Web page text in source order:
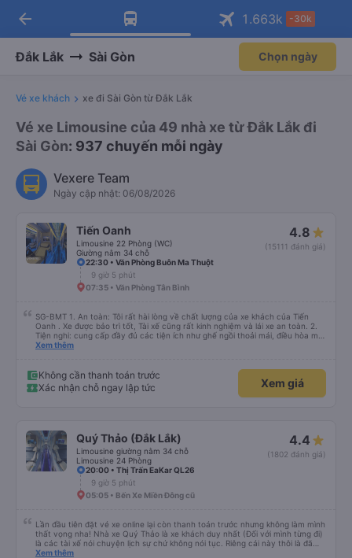
Tải app Vexere ngay!
Nhận ưu đãi thành viên độc
Mở app
Tải app Vexere
-30k/ghế khi đặt vé máy bay qua
Mở app
arrow_back 1.663k -30k
Đắk Lắk Sài Gòn Chọn ngày
Vé xe khách xe đi Sài Gòn từ Đắk Lắk
Vé xe Limousine của 49 nhà xe từ Đắk Lắk đi
Sài Gòn: 937 chuyến mỗi ngày
Vexere Team
Ngày cập nhật: 06/08/2026
Tiến Oanh
Limousine 22 Phòng (WC)
Giường nằm 34 chỗ
4.8
(15111 đánh giá)
22:30 • Văn Phòng Buôn Ma Thuột
9 giờ 5 phút
07:35 • Văn Phòng Tân Bình
SG-BMT 1. An toàn: Tôi rất hài lòng về chất lượng của xe khách của Tiến
Oanh . Xe được bảo trì tốt, Tài xế cũng rất kinh nghiệm và lái xe an toàn. 2.
Tiện nghi: cung cấp đầy đủ các tiện ích như ghế ngồi thoải mái, điều hòa mát
mẻ, wifi tốc độ cao và cổng sạc điện thoại di động. 3. Thời gian và độ chính
lượng và tiện ích được cung cấp. 5. Thái độ phục vụ: Nhân viên và tài xế rất
nhiệt tình, chu đáo và tôn trọng khách hàng. Tôi cảm thấy rất thoải mái và
hài lòng với các dịch vụ mà họ cung cấp. Dịch vụ của họ đáp ứng đầy đủ
Xem thêm
Không cần thanh toán trước
Xác nhận chỗ ngay lập tức
Xem giá
Quý Thảo (Đắk Lắk)
Limousine giường nằm 34 chỗ
Limousine 24 Phòng
4.4
(1802 đánh giá)
20:00 • Thị Trấn EaKar QL26
9 giờ 5 phút
05:05 • Bến Xe Miền Đông cũ
Lần đầu tiên đặt vé xe online lại còn thanh toán trước nhưng không làm mình
thất vọng nha! Nhà xe Quý Thảo là xe khách duy nhất (Đối với mình từng đi)
là các tài xế nói chuyện lịch sự chứ không nói tục. Riêng cái này thôi là đã
đánh giá 5 sao rồi. Chú tài xế còn uống pepsi rất dễ thương chứ không có
Xem thêm